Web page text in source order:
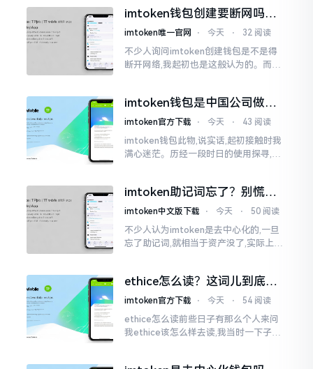
imtoken钱包创建要断网吗？
老玩家说说真实情况
imtoken唯一官网 ⋅ 今天 ⋅ 32 阅读
不少人询问imtoken创建钱包是不是得
断开网络,我起初也是这般认为的。而后
人攻击
imtoken钱包是中国公司做的
吗？一文说清楚
imtoken官方下载 ⋅ 今天 ⋅ 43 阅读
imtoken钱包此物,说实话,起初接触时我
满心迷茫。历经一段时日的使用探寻,我
李鹏
imtoken助记词忘了？别慌，
这招能救你
imtoken中文版下载 ⋅ 今天 ⋅ 50 阅读
不少人认为imtoken是去中心化的,一旦
忘了助记词,就相当于资产没了,实际上这
于网络连接状态
ethice怎么读？这词儿到底念
啥，别搞错了
imtoken官方下载 ⋅ 今天 ⋅ 54 阅读
ethice怎么读前些日子有那么个人来问
我ethice该怎么样去读,我当时一下子就